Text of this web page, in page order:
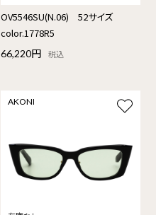
OV5546SU(N.06) 52サイズ
color.1778R5
66,220円 税込
AKONI